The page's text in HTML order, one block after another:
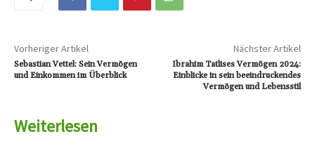
Vorheriger Artikel
Sebastian Vettel: Sein Vermögen
und Einkommen im Überblick
Nächster Artikel
Ibrahim Tatlises Vermögen 2024:
Einblicke in sein beeindruckendes
Vermögen und Lebensstil
Weiterlesen